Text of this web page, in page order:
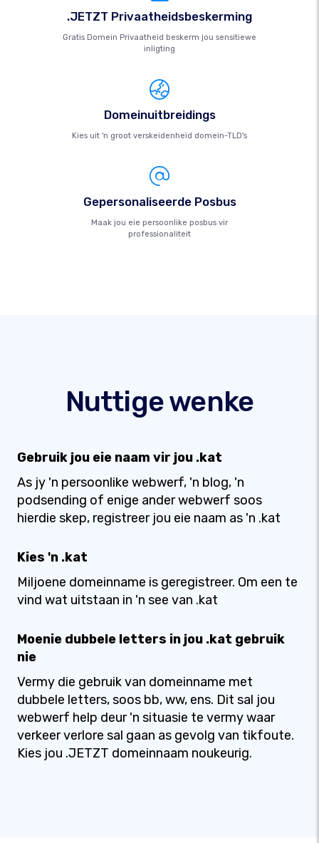
.JETZT Privaatheidsbeskerming
Gratis Domein Privaatheid beskerm jou sensitiewe
inligting
Domeinuitbreidings
Kies uit 'n groot verskeidenheid domein-TLD's
Gepersonaliseerde Posbus
Maak jou eie persoonlike posbus vir
professionaliteit
Nuttige wenke
Gebruik jou eie naam vir jou .kat
As jy 'n persoonlike webwerf, 'n blog, 'n
podsending of enige ander webwerf soos
hierdie skep, registreer jou eie naam as 'n .kat
Kies 'n .kat
Miljoene domeinname is geregistreer. Om een ​​te
vind wat uitstaan ​​in 'n see van .kat
Moenie dubbele letters in jou .kat gebruik
nie
Vermy die gebruik van domeinname met
dubbele letters, soos bb, ww, ens. Dit sal jou
webwerf help deur 'n situasie te vermy waar
verkeer verlore sal gaan as gevolg van tikfoute.
Kies jou .JETZT domeinnaam noukeurig.